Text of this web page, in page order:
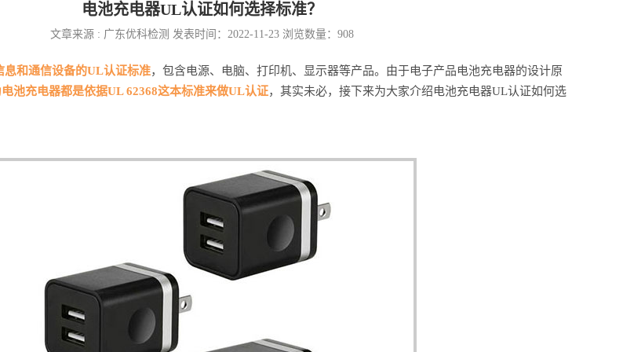
电池充电器UL认证如何选择标准？
文章来源 : 广东优科检测 发表时间：2022-11-23 浏览数量： 908
息和通信设备的UL认证标准，包含电源、电脑、打印机、显示器等产品。由于电子产品电池充电器的设计原
池充电器都是依据UL 62368这本标准来做UL认证，其实未必，接下来为大家介绍电池充电器UL认证如何选